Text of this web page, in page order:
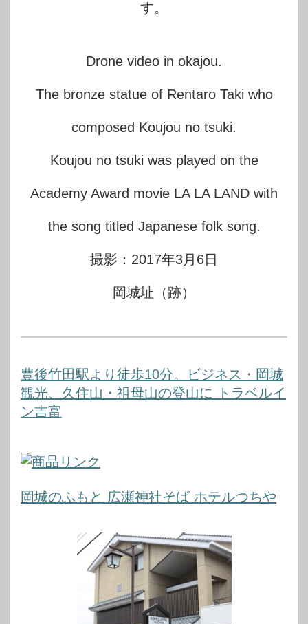
す。
Drone video in okajou.
The bronze statue of Rentaro Taki who
composed Koujou no tsuki.
Koujou no tsuki was played on the
Academy Award movie LA LA LAND with
the song titled Japanese folk song.
撮影：2017年3月6日
岡城址（跡）
豊後竹田駅より徒歩10分。ビジネス・岡城
観光、久住山・祖母山の登山に トラベルイ
ン吉富
岡城のふもと 広瀬神社そば ホテルつちや